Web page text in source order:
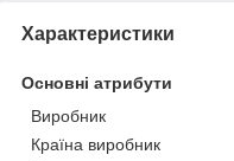
Характеристики
Основні атрибути
Виробник
Країна виробник